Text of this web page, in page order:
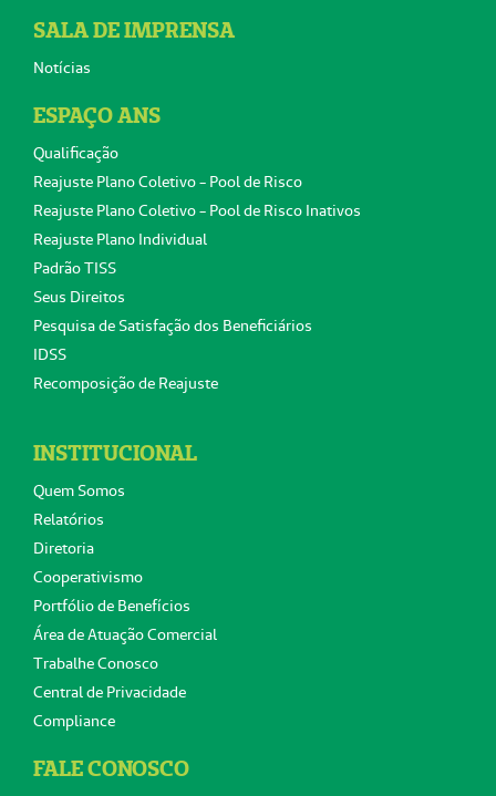
SALA DE IMPRENSA
Notícias
ESPAÇO ANS
Qualificação
Reajuste Plano Coletivo - Pool de Risco
Reajuste Plano Coletivo - Pool de Risco Inativos
Reajuste Plano Individual
Padrão TISS
Seus Direitos
Pesquisa de Satisfação dos Beneficiários
IDSS
Recomposição de Reajuste
INSTITUCIONAL
Quem Somos
Relatórios
Diretoria
Cooperativismo
Portfólio de Benefícios
Área de Atuação Comercial
Trabalhe Conosco
Central de Privacidade
Compliance
FALE CONOSCO